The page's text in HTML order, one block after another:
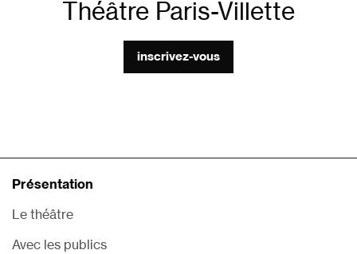
Théâtre Paris-Villette
inscrivez-vous
Présentation
Le théâtre
Avec les publics